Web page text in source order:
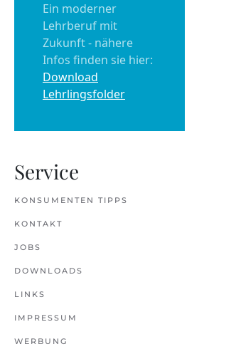
Ein moderner
Lehrberuf mit
Zukunft - nähere
Infos finden sie hier:
Download
Lehrlingsfolder
Service
KONSUMENTEN TIPPS
KONTAKT
JOBS
DOWNLOADS
LINKS
IMPRESSUM
WERBUNG